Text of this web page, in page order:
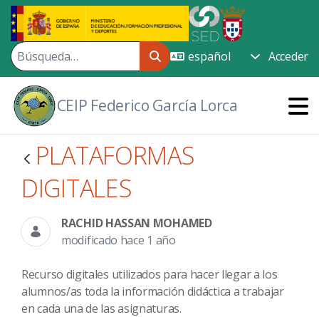
Saltar al contenido principal
Acceder
CEIP Federico García Lorca
PLATAFORMAS
DIGITALES
RACHID HASSAN MOHAMED
modificado hace 1 año
Recurso digitales utilizados para hacer llegar a los
alumnos/as toda la información didáctica a trabajar
en cada una de las asignaturas.